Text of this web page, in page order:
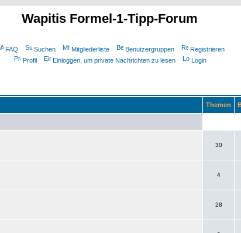
Wapitis Formel-1-Tipp-Forum
FAQ Suchen Mitgliederliste Benutzergruppen
Registrieren
Profil
Einloggen, um private Nachrichten zu lesen Login
Themen
30
4
28